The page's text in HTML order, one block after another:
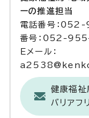
ーの推進担当
電話番号：
番号：052-
Eメール：
健康福祉
バリアフ